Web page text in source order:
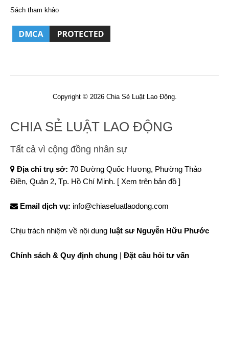
Sách tham khảo
Copyright © 2026 Chia Sẻ Luật Lao Động.
CHIA SẺ LUẬT LAO ĐỘNG
Tất cả vì cộng đồng nhân sự
Địa chỉ trụ sở: 70 Đường Quốc Hương, Phường Thảo
Điền, Quận 2, Tp. Hồ Chí Minh. [ Xem trên bản đồ ]
Email dịch vụ: info@chiaseluatlaodong.com
Chịu trách nhiệm về nội dung luật sư Nguyễn Hữu Phước
Chính sách & Quy định chung | Đặt câu hỏi tư vấn